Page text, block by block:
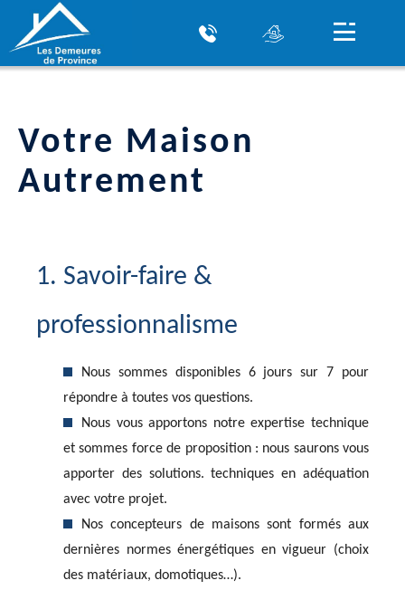
Votre Maison
Autrement
1. Savoir-faire &
professionnalisme
Nous sommes disponibles 6 jours sur 7 pour
répondre à toutes vos questions.
Nous vous apportons notre expertise technique
et sommes force de proposition : nous saurons vous
apporter des solutions. techniques en adéquation
avec votre projet.
Nos concepteurs de maisons sont formés aux
dernières normes énergétiques en vigueur (choix
des matériaux, domotiques…).